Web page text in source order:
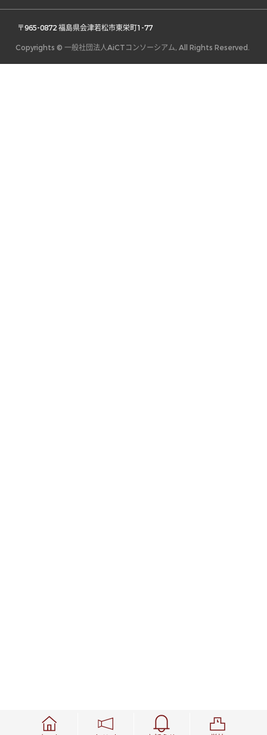
〒965-0872 福島県会津若松市東栄町1-77
Copyrights © 一般社団法人AiCTコンソーシアム, All Rights Reserved.